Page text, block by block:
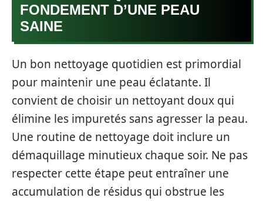
FONDEMENT D’UNE PEAU
SAINE
Un bon nettoyage quotidien est primordial
pour maintenir une peau éclatante. Il
convient de choisir un nettoyant doux qui
élimine les impuretés sans agresser la peau.
Une routine de nettoyage doit inclure un
démaquillage minutieux chaque soir. Ne pas
respecter cette étape peut entraîner une
accumulation de résidus qui obstrue les